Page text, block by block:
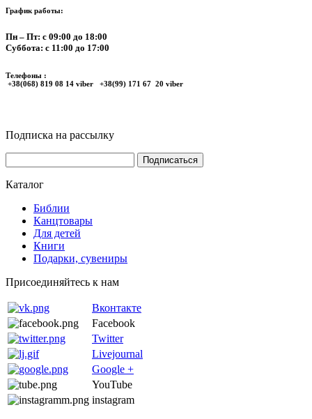
График работы:
Пн – Пт: с 09:00 до 18:00
Суббота: с 11:00 до 17:00
Телефоны :
+38(068) 819 08 14 viber +38(99) 171 67 20 viber
Подписка на рассылку
Каталог
Библии
Канцтовары
Для детей
Книги
Подарки, сувениры
Присоединяйтесь к нам
Вконтакте
Facebook
Twitter
Livejournal
Google +
YouTube
instagram